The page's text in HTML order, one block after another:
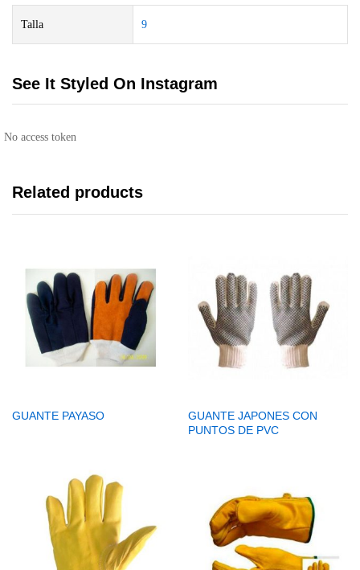
Talla 9
See It Styled On Instagram
No access token
Related products
GUANTE PAYASO
GUANTE JAPONES CON
PUNTOS DE PVC